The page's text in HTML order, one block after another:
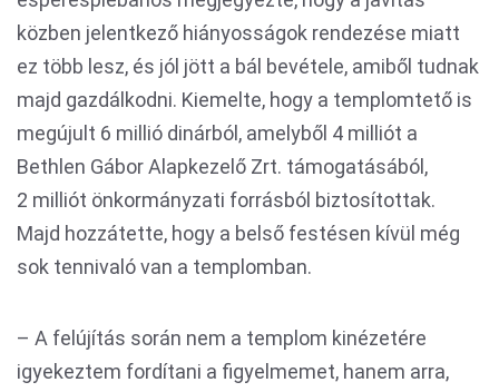
közben jelentkező hiányosságok rendezése miatt
ez több lesz, és jól jött a bál bevétele, amiből tudnak
majd gazdálkodni. Kiemelte, hogy a templomtető is
megújult 6 millió dinárból, amelyből 4 milliót a
Bethlen Gábor Alapkezelő Zrt. támogatásából,
2 milliót önkormányzati forrásból biztosítottak.
Majd hozzátette, hogy a belső festésen kívül még
sok tennivaló van a templomban.
– A felújítás során nem a templom kinézetére
igyekeztem fordítani a figyelmemet, hanem arra,